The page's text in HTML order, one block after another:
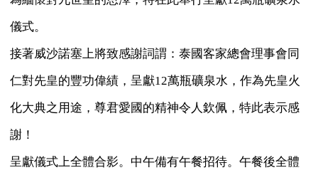
儀式。
接著威沙諾塞上將致感謝詞謂：泰國客家總會理事會同
仁對先皇的豐功偉績，呈獻12萬瓶礦泉水，作為先皇火
化大典之用途，尊君愛國的精神令人欽佩，特此表示感
謝！
呈獻儀式上全體合影。中午備有午餐招待。午餐後全體